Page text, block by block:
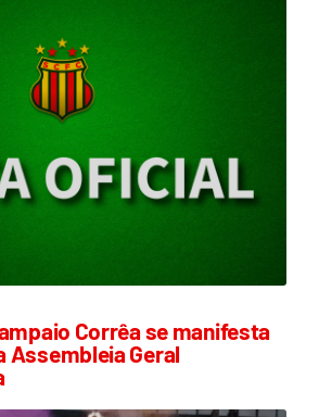
Corrêa se manifesta
Geral